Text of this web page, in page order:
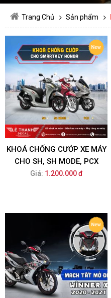
Trang Chủ Sản phẩm
KHOÁ CHỐNG CƯỚP XE MÁY
CHO SH, SH MODE, PCX
Giá: 1.200.000 đ